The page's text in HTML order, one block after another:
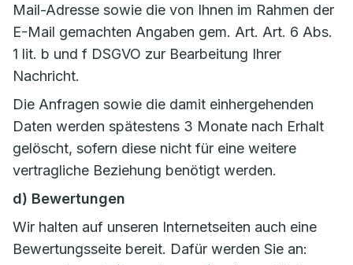
Mail-Adresse sowie die von Ihnen im Rahmen der
E-Mail gemachten Angaben gem. Art. Art. 6 Abs.
1 lit. b und f DSGVO zur Bearbeitung Ihrer
Nachricht.
Die Anfragen sowie die damit einhergehenden
Daten werden spätestens 3 Monate nach Erhalt
gelöscht, sofern diese nicht für eine weitere
vertragliche Beziehung benötigt werden.
d) Bewertungen
Wir halten auf unseren Internetseiten auch eine
Bewertungsseite bereit. Dafür werden Sie an: